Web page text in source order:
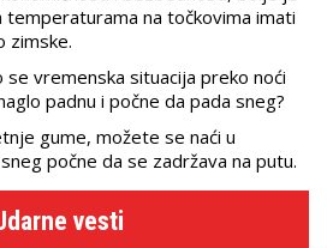
temperaturama na točkovima imati
zimske.
se vremenska situacija preko noći
padnu i počne da pada sneg?
gume, možete se naći u
počne da se zadržava na putu.
vesti